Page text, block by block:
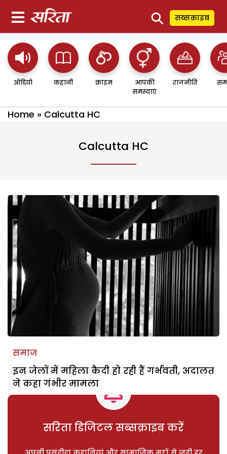
⚲ सब्सक्राइब
ऑडियो कहानी क्राइम
आपकी
समस्याएं
राजनीति
Home » Calcutta HC
Calcutta HC
समाज
इन जेलों में महिला कैदी हो रही हैं गर्भवती, अदालत
ने कहा गंभीर मामला
सरिता डिजिटल सब्सक्राइब करें